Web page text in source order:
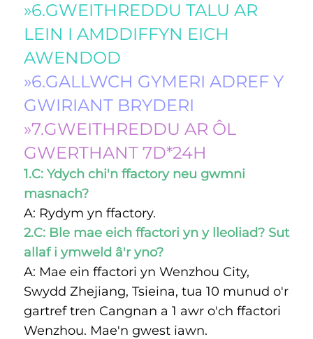
»6.GWEITHREDDU TALU AR
LEIN I AMDDIFFYN EICH
AWENDOD
»6.GALLWCH GYMERI ADREF Y
GWIRIANT BRYDERI
»7.GWEITHREDDU AR ÔL
GWERTHANT 7D*24H
1.C: Ydych chi'n ffactory neu gwmni
masnach?
A: Rydym yn ffactory.
2.C: Ble mae eich ffactori yn y lleoliad? Sut
allaf i ymweld â'r yno?
A: Mae ein ffactori yn Wenzhou City,
Swydd Zhejiang, Tsieina, tua 10 munud o'r
gartref tren Cangnan a 1 awr o'ch ffactori
Wenzhou. Mae'n gwest iawn.